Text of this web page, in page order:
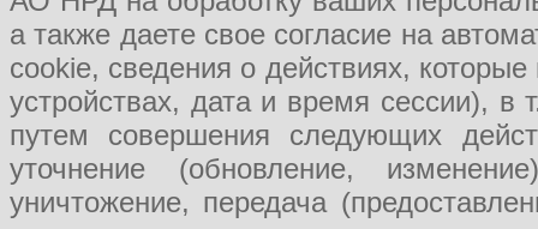
а также даете свое согласие на
cookie, сведения о действиях,
устройствах, дата и время сессии), в
путем совершения следующих
уточнение (обновление,
уничтожение, передача